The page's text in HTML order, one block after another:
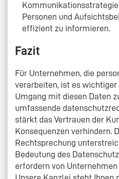
Personen und
effizient zu informieren.
Fazit
Für Unternehmen, die
verarbeiten, ist es wichtiger
Umgang mit diesen Daten
umfassende
stärkt das Vertrauen der
Konsequenzen verhindern.
Rechtsprechung
Bedeutung des
erfordern von